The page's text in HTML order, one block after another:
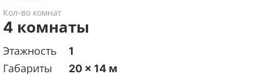
Кол-во комнат
4 комнаты
Этажность
1
Габариты
20 x 14 м